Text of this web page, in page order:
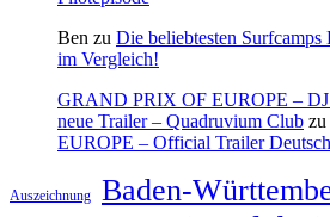
Ben zu Die beliebtesten Surfcamps
im Vergleich!
GRAND PRIX OF EUROPE – DJ
neue Trailer – Quadruvium Club zu
EUROPE – Official Trailer
Auszeichnung Baden-